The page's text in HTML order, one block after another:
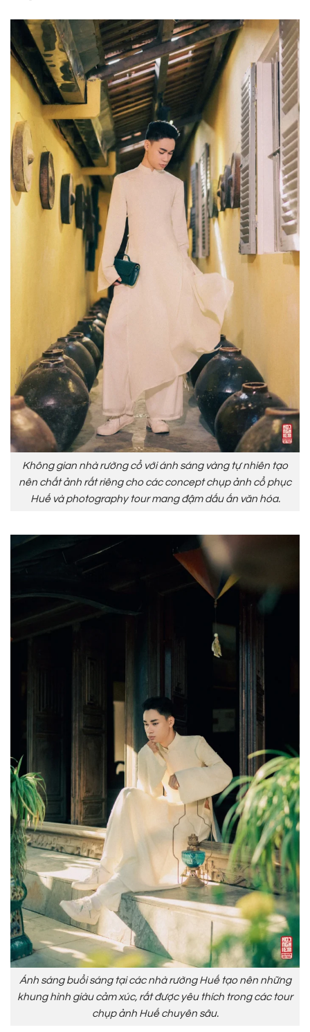
Không gian nhà rường cổ với ánh sáng vàng tự nhiên tạo
nên chất ảnh rất riêng cho các concept chụp ảnh cổ phục
Huế và photography tour mang đậm dấu ấn văn hóa.
Ánh sáng buổi sáng tại các nhà rường Huế tạo nên những
khung hình giàu cảm xúc, rất được yêu thích trong các tour
chụp ảnh Huế chuyên sâu.